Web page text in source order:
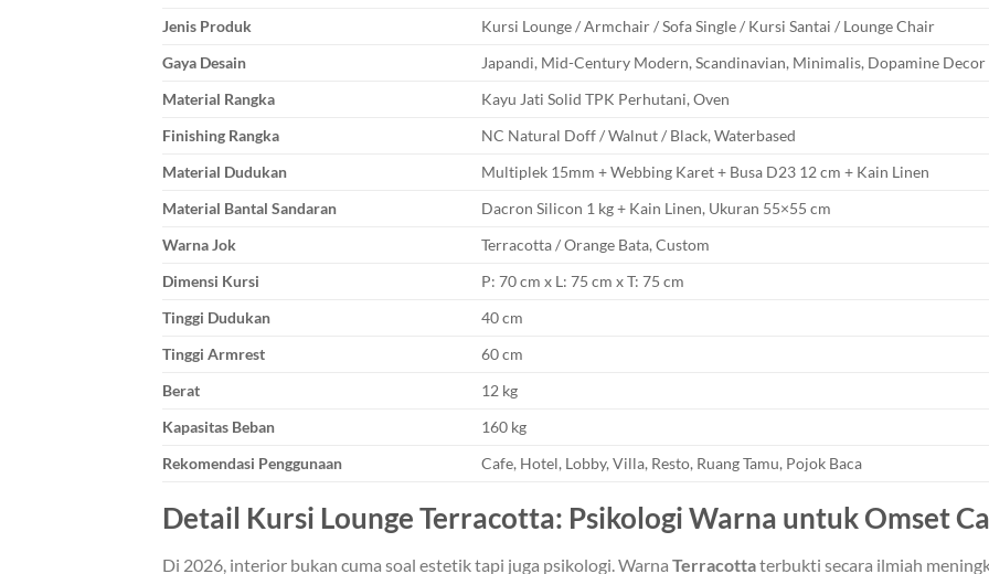
Jenis Produk
Kursi Lounge / Armchair / Sofa Single / Kursi Santai / Lounge Chair
Gaya Desain
Japandi, Mid-Century Modern, Scandinavian, Minimalis, Dopamine Decor
Material Rangka
Kayu Jati Solid TPK Perhutani, Oven
Finishing Rangka
NC Natural Doff / Walnut / Black, Waterbased
Material Dudukan
Multiplek 15mm + Webbing Karet + Busa D23 12 cm + Kain Linen
Material Bantal Sandaran
Dacron Silicon 1 kg + Kain Linen, Ukuran 55×55 cm
Warna Jok
Terracotta / Orange Bata, Custom
Dimensi Kursi
P: 70 cm x L: 75 cm x T: 75 cm
Tinggi Dudukan
40 cm
Tinggi Armrest
60 cm
Berat
12 kg
Kapasitas Beban
160 kg
Rekomendasi Penggunaan
Cafe, Hotel, Lobby, Villa, Resto, Ruang Tamu, Pojok Baca
Detail Kursi Lounge Terracotta: Psikologi Warna untuk Omset
Di 2026, interior bukan cuma soal estetik tapi juga psikologi. Warna Terracottaterbukti secara ilmiah